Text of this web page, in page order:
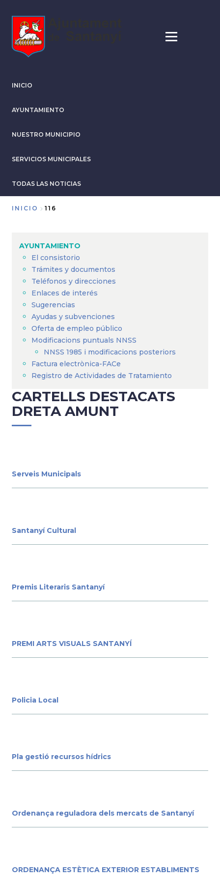
contenido
principal
INICIO
AYUNTAMIENTO
NUESTRO MUNICIPIO
SERVICIOS MUNICIPALES
TODAS LAS NOTICIAS
enlaces
de
ayuda
navegación
INICIO 116
AYUNTAMIENTO
El consistorio
Trámites y documentos
Teléfonos y direcciones
Enlaces de interés
Sugerencias
Ayudas y subvenciones
Oferta de empleo público
Modificacions puntuals NNSS
NNSS 1985 i modificacions posteriors
Factura electrònica-FACe
Registro de Actividades de Tratamiento
CARTELLS DESTACATS
DRETA AMUNT
Serveis Municipals
Santanyí Cultural
Premis Literaris Santanyí
PREMI ARTS VISUALS SANTANYÍ
Policia Local
Pla gestió recursos hídrics
Ordenança reguladora dels mercats de Santanyí
ORDENANÇA ESTÈTICA EXTERIOR ESTABLIMENTS